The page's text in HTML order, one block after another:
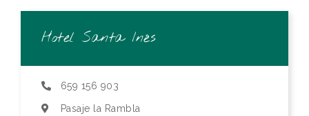
Hotel Santa Inés
659 156 903
Pasaje la Rambla